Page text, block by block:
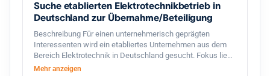
Suche etablierten Elektrotechnikbetrieb in
Deutschland zur Übernahme/Beteiligung
Beschreibung Für einen unternehmerisch geprägten
Interessenten wird ein etabliertes Unternehmen aus dem
Bereich Elektrotechnik in Deutschland gesucht. Fokus liegt
auf profitablen kleinen bis mittelständischen Betrieben mit
Mehr anzeigen